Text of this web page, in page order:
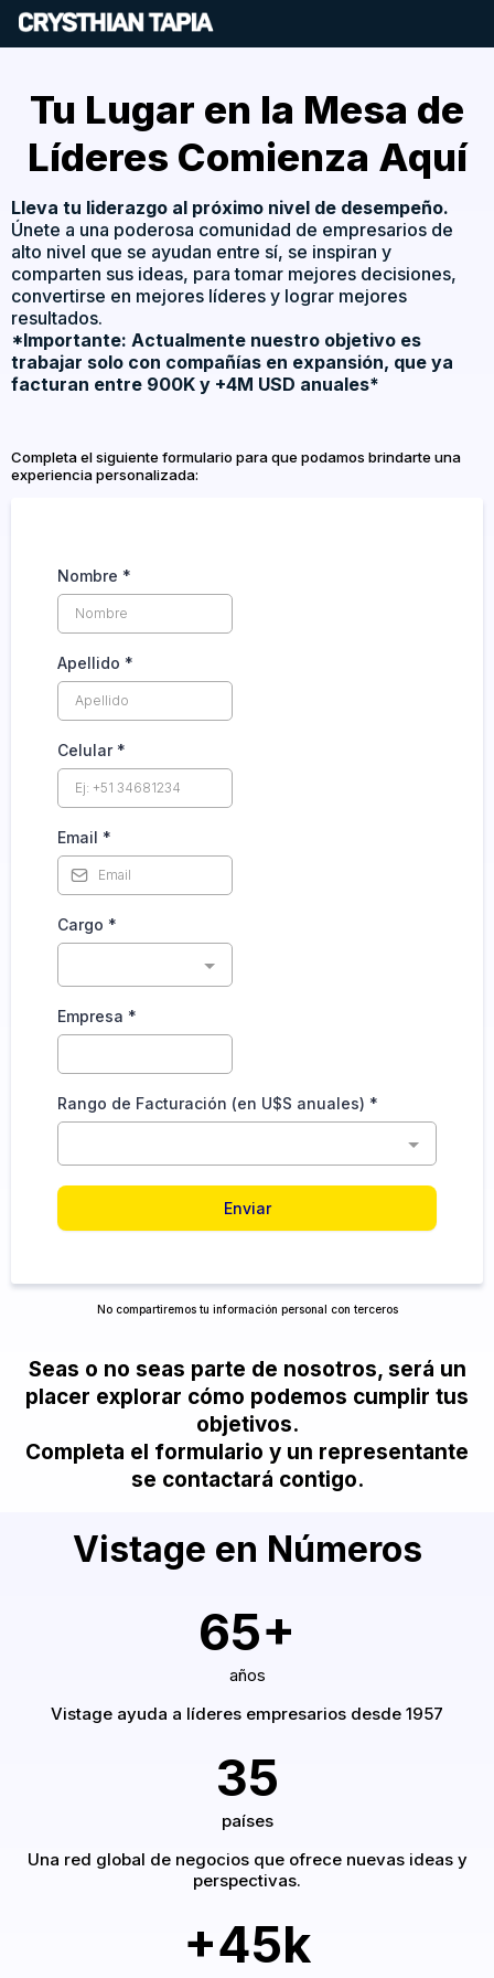
Tu Lugar en la Mesa de
Líderes Comienza Aquí
Lleva tu liderazgo al próximo nivel de desempeño.
Únete a una poderosa comunidad de empresarios de
alto nivel que se ayudan entre sí, se inspiran y
comparten sus ideas, para tomar mejores decisiones,
convertirse en mejores líderes y lograr mejores
resultados.
*Importante: Actualmente nuestro objetivo es
trabajar solo con compañías en expansión, que ya
facturan entre 900K y +4M USD anuales*
Completa el siguiente formulario para que podamos brindarte una
experiencia personalizada:
Nombre *
Apellido *
Celular *
Email *
Cargo *
Empresa *
Rango de Facturación (en U$S anuales) *
Enviar
No compartiremos tu información personal con terceros
Seas o no seas parte de nosotros, será un
placer explorar cómo podemos cumplir tus
objetivos.
Completa el formulario y un representante
se contactará contigo.
Vistage en Números
65+
años
Vistage ayuda a líderes empresarios desde 1957
35
países
Una red global de negocios que ofrece nuevas ideas y
perspectivas.
+45k